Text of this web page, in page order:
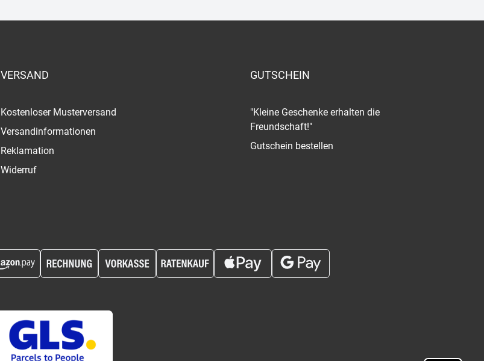
VERSAND
Kostenloser Musterversand
Versandinformationen
Reklamation
Widerruf
GUTSCHEIN
"Kleine Geschenke erhalten die
Freundschaft!"
Gutschein bestellen